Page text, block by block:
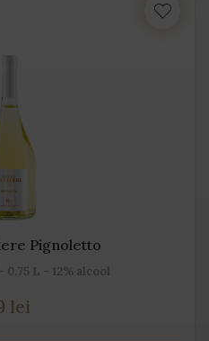
Pignoletto
L - 12% alcool
lei